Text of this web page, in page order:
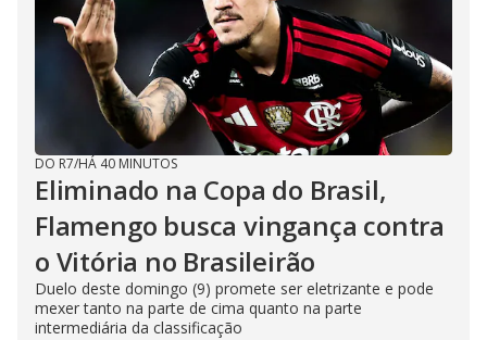
DO R7/HÁ 40 MINUTOS
Eliminado na Copa do Brasil,
Flamengo busca vingança contra
o Vitória no Brasileirão
Duelo deste domingo (9) promete ser eletrizante e pode
mexer tanto na parte de cima quanto na parte
intermediária da classificação